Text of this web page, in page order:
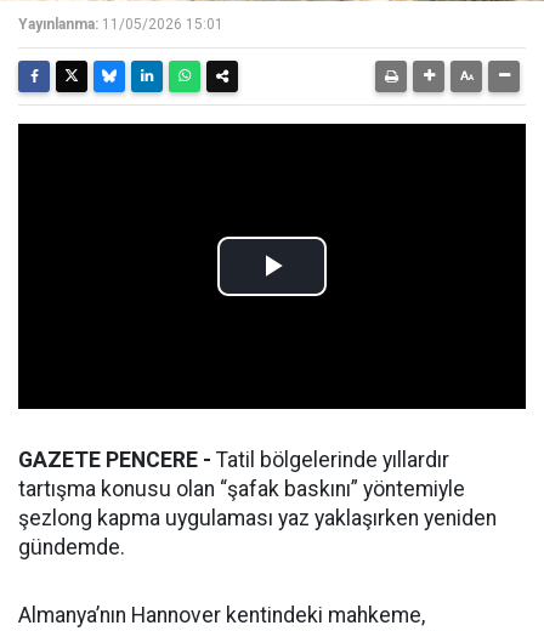
Yayınlanma: 11/05/2026 15:01
GAZETE PENCERE - Tatil bölgelerinde yıllardır
tartışma konusu olan “şafak baskını” yöntemiyle
şezlong kapma uygulaması yaz yaklaşırken yeniden
gündemde.
Almanya’nın Hannover kentindeki mahkeme,